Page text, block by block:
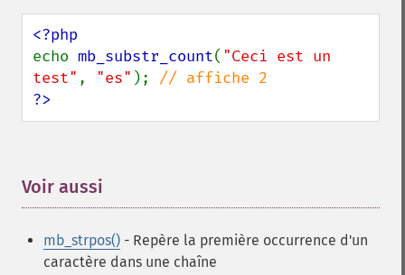
echo mb_substr_count( "Ceci est un
test" , "es" );
?>
Voir aussi
mb_strpos() - Repère la première occurrence d'un
caractère dans une chaîne